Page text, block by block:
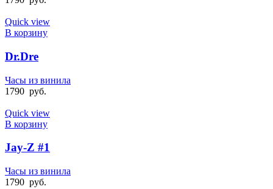
Quick view
В корзину
Dr.Dre
Часы из винила
1790 руб.
Quick view
В корзину
Jay-Z #1
Часы из винила
1790 руб.